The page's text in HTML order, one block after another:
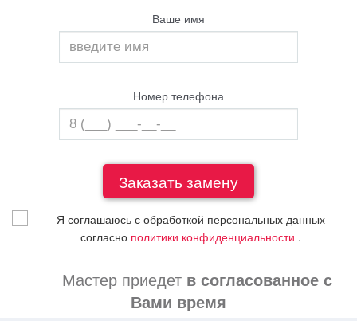
Ваше имя
Номер телефона
Я соглашаюсь с обработкой персональных данных
согласно политики конфиденциальности .
Мастер приедет в согласованное с
Вами время